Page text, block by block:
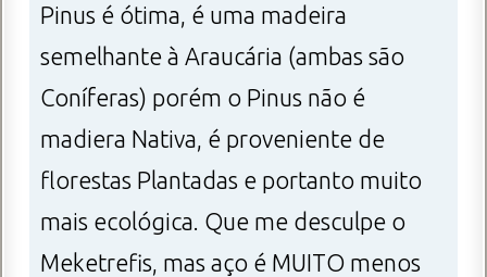
Pinus é ótima, é uma madeira
semelhante à Araucária (ambas são
Coníferas) porém o Pinus não é
madiera Nativa, é proveniente de
florestas Plantadas e portanto muito
mais ecológica. Que me desculpe o
Meketrefis, mas aço é MUITO menos